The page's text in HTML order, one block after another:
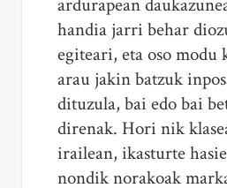
ardurapean
handia jarri behar
egiteari, eta oso modu
arau jakin batzuk
dituzula, bai edo bai
direnak. Hori nik
irailean, ikasturte
nondik norakoak